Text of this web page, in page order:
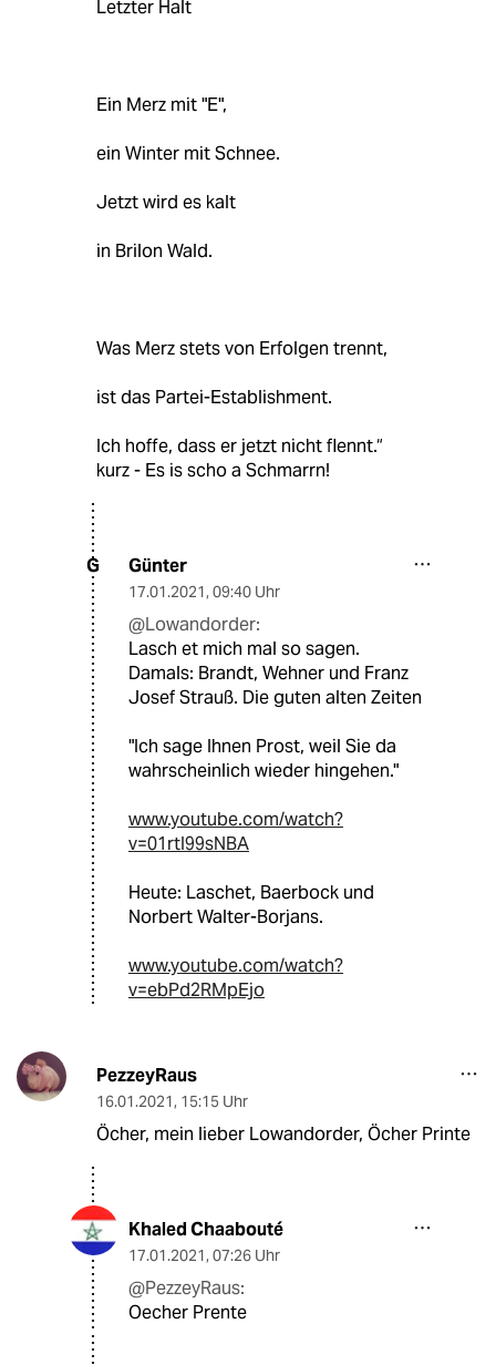
Letzter Halt
Ein Merz mit "E",
ein Winter mit Schnee.
Jetzt wird es kalt
in Brilon Wald.
Was Merz stets von Erfolgen trennt,
ist das Partei-Establishment.
Ich hoffe, dass er jetzt nicht flennt.“
kurz - Es is scho a Schmarrn!
G Günter
17.01.2021, 09:40 Uhr
@Lowandorder:
Lasch et mich mal so sagen.
Damals: Brandt, Wehner und Franz
Josef Strauß. Die guten alten Zeiten
"Ich sage Ihnen Prost, weil Sie da
wahrscheinlich wieder hingehen."
www.youtube.com/watch?
v=01rtI99sNBA
Heute: Laschet, Baerbock und
Norbert Walter-Borjans.
www.youtube.com/watch?
v=ebPd2RMpEjo
PezzeyRaus
16.01.2021, 15:15 Uhr
Öcher, mein lieber Lowandorder, Öcher Printe
Khaled Chaabouté
17.01.2021, 07:26 Uhr
@PezzeyRaus:
Oecher Prente